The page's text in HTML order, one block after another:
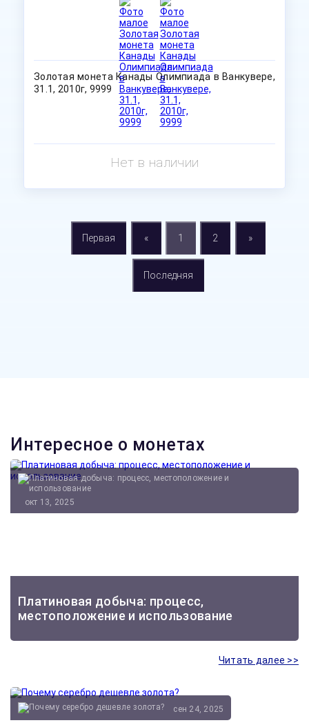
Золотая монета Канады Олимпиада в Ванкувере,
31.1, 2010г, 9999
Нет в наличии
Первая « 1 2 »
Последняя
Интересное о монетах
Платиновая добыча: процесс,
местоположение и использование
окт 13, 2025
Читать далее >>
сен 24, 2025